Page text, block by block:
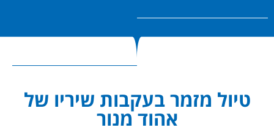
טיול מזמר בעקבות שיריו של
אהוד מנור